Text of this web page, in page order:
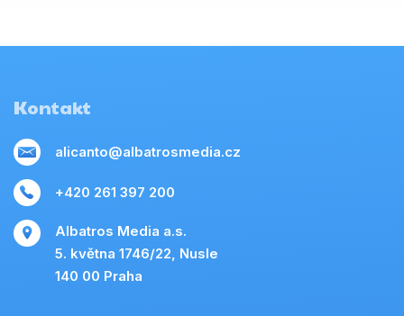
Kontakt
alicanto@albatrosmedia.cz
+420 261 397 200
Albatros Media a.s.
5. května 1746/22, Nusle
140 00 Praha